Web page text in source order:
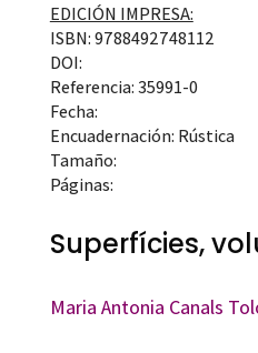
EDICIÓN IMPRESA:
ISBN: 9788492748112
DOI:
Referencia: 35991-0
Fecha:
Encuadernación: Rústica
Tamaño:
Páginas:
Superfícies,
Maria Antonia Canals